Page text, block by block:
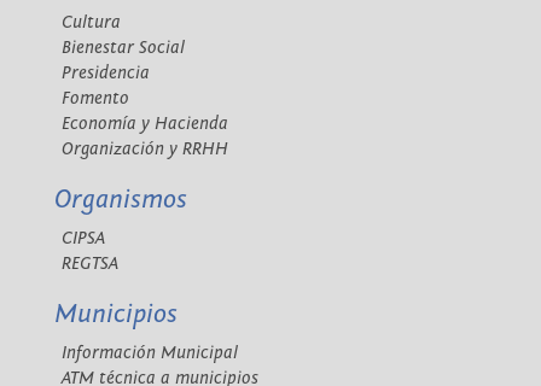
Cultura
Bienestar Social
Presidencia
Fomento
Economía y Hacienda
Organización y RRHH
Organismos
CIPSA
REGTSA
Municipios
Información Municipal
ATM técnica a municipios